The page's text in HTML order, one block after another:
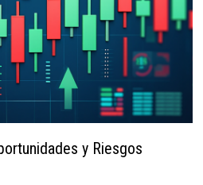
y Riesgos